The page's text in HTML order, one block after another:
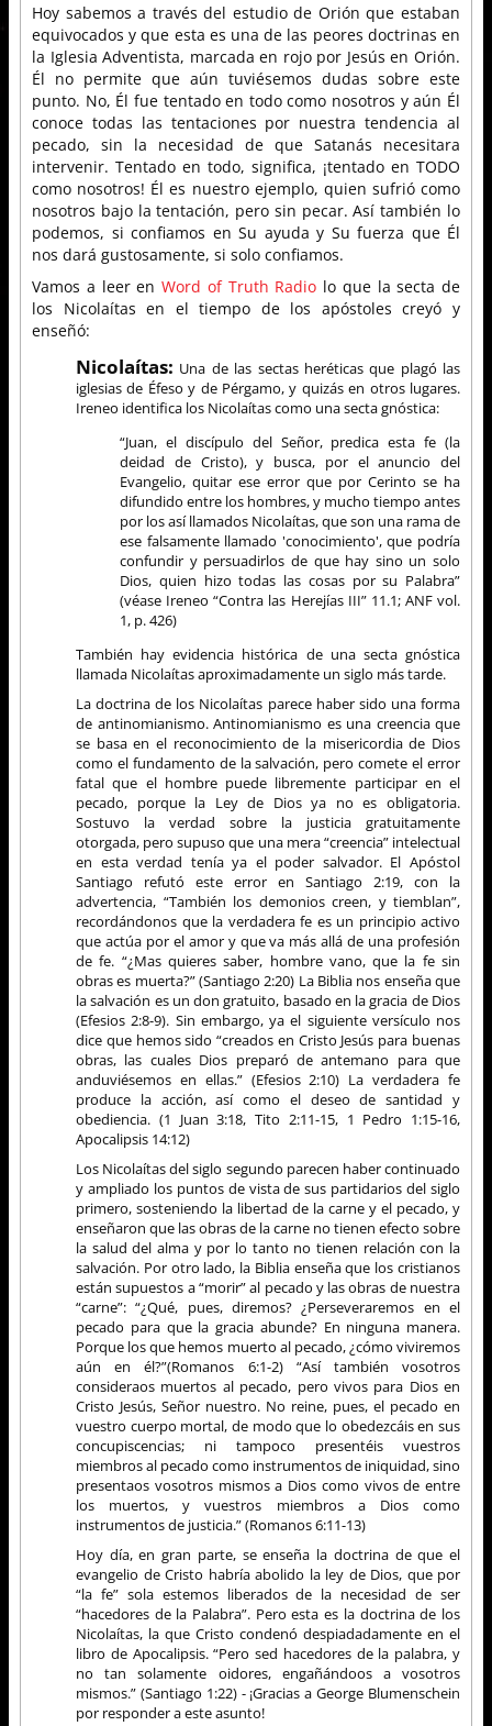
Hoy sabemos a través del estudio de Orión que estaban
equivocados y que esta es una de las peores doctrinas en
la Iglesia Adventista, marcada en rojo por Jesús en Orión.
Él no permite que aún tuviésemos dudas sobre este
punto. No, Él fue tentado en todo como nosotros y aún Él
conoce todas las tentaciones por nuestra tendencia al
pecado, sin la necesidad de que Satanás necesitara
intervenir. Tentado en todo, significa, ¡tentado en TODO
como nosotros! Él es nuestro ejemplo, quien sufrió como
nosotros bajo la tentación, pero sin pecar. Así también lo
podemos, si confiamos en Su ayuda y Su fuerza que Él
nos dará gustosamente, si solo confiamos.
Vamos a leer en Word of Truth Radio lo que la secta de
los Nicolaítas en el tiempo de los apóstoles creyó y
enseñó:
Nicolaítas: Una de las sectas heréticas que plagó las
iglesias de Éfeso y de Pérgamo, y quizás en otros lugares.
Ireneo identifica los Nicolaítas como una secta gnóstica:
“Juan, el discípulo del Señor, predica esta fe (la
deidad de Cristo), y busca, por el anuncio del
Evangelio, quitar ese error que por Cerinto se ha
difundido entre los hombres, y mucho tiempo antes
por los así llamados Nicolaítas, que son una rama de
ese falsamente llamado 'conocimiento', que podría
confundir y persuadirlos de que hay sino un solo
Dios, quien hizo todas las cosas por su Palabra”
(véase Ireneo “Contra las Herejías III” 11.1; ANF vol.
1, p. 426)
También hay evidencia histórica de una secta gnóstica
llamada Nicolaítas aproximadamente un siglo más tarde.
La doctrina de los Nicolaítas parece haber sido una forma
de antinomianismo. Antinomianismo es una creencia que
se basa en el reconocimiento de la misericordia de Dios
como el fundamento de la salvación, pero comete el error
fatal que el hombre puede libremente participar en el
pecado, porque la Ley de Dios ya no es obligatoria.
Sostuvo la verdad sobre la justicia gratuitamente
otorgada, pero supuso que una mera “creencia” intelectual
en esta verdad tenía ya el poder salvador. El Apóstol
Santiago refutó este error en Santiago 2:19, con la
advertencia, “También los demonios creen, y tiemblan”,
recordándonos que la verdadera fe es un principio activo
que actúa por el amor y que va más allá de una profesión
de fe. “¿Mas quieres saber, hombre vano, que la fe sin
obras es muerta?” (Santiago 2:20) La Biblia nos enseña que
la salvación es un don gratuito, basado en la gracia de Dios
(Efesios 2:8-9). Sin embargo, ya el siguiente versículo nos
dice que hemos sido “creados en Cristo Jesús para buenas
obras, las cuales Dios preparó de antemano para que
anduviésemos en ellas.” (Efesios 2:10) La verdadera fe
produce la acción, así como el deseo de santidad y
obediencia. (1 Juan 3:18, Tito 2:11-15, 1 Pedro 1:15-16,
Apocalipsis 14:12)
Los Nicolaítas del siglo segundo parecen haber continuado
y ampliado los puntos de vista de sus partidarios del siglo
primero, sosteniendo la libertad de la carne y el pecado, y
enseñaron que las obras de la carne no tienen efecto sobre
la salud del alma y por lo tanto no tienen relación con la
salvación. Por otro lado, la Biblia enseña que los cristianos
están supuestos a “morir” al pecado y las obras de nuestra
“carne”: “¿Qué, pues, diremos? ¿Perseveraremos en el
pecado para que la gracia abunde? En ninguna manera.
Porque los que hemos muerto al pecado, ¿cómo viviremos
aún en él?”(Romanos 6:1-2) “Así también vosotros
consideraos muertos al pecado, pero vivos para Dios en
Cristo Jesús, Señor nuestro. No reine, pues, el pecado en
vuestro cuerpo mortal, de modo que lo obedezcáis en sus
concupiscencias; ni tampoco presentéis vuestros
miembros al pecado como instrumentos de iniquidad, sino
presentaos vosotros mismos a Dios como vivos de entre
los muertos, y vuestros miembros a Dios como
instrumentos de justicia.” (Romanos 6:11-13)
Hoy día, en gran parte, se enseña la doctrina de que el
evangelio de Cristo habría abolido la ley de Dios, que por
“la fe” sola estemos liberados de la necesidad de ser
“hacedores de la Palabra”. Pero esta es la doctrina de los
Nicolaítas, la que Cristo condenó despiadadamente en el
libro de Apocalipsis. “Pero sed hacedores de la palabra, y
no tan solamente oidores, engañándoos a vosotros
mismos.” (Santiago 1:22) - ¡Gracias a George Blumenschein
por responder a este asunto!